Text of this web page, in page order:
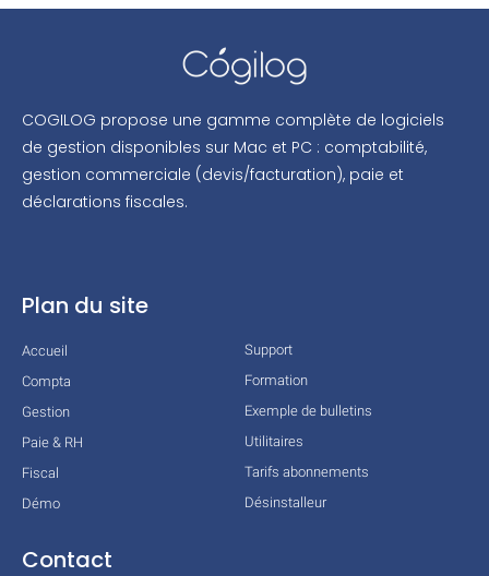
COGILOG propose une gamme complète de logiciels
de gestion disponibles sur Mac et PC : comptabilité,
gestion commerciale (devis/facturation), paie et
déclarations fiscales.
Plan du site
Accueil
Compta
Gestion
Paie & RH
Fiscal
Démo
Support
Formation
Exemple de bulletins
Utilitaires
Tarifs abonnements
Désinstalleur
Contact